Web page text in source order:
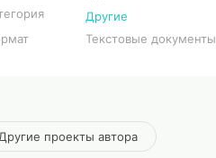
Другие
Текстовые документы
Другие проекты автора